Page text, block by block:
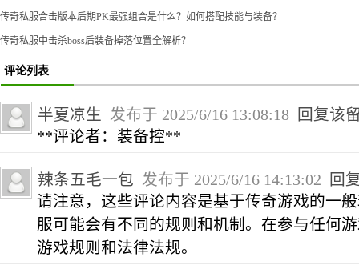
传奇私服合击版本后期PK最强组合是什么？如何搭配技能与装备？
传奇私服中击杀boss后装备掉落位置全解析？
评论列表
半夏凉生 发布于 2025/6/16 13:08:18 回复该
**评论者：装备控**
辣条五毛一包 发布于 2025/6/16 14:13:02
回
请注意，这些评论内容是基于传奇游戏的一
服可能会有不同的规则和机制。在参与任何
游戏规则和法律法规。